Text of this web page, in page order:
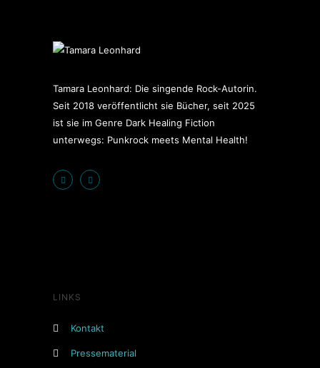
Tamara Leonhard: Die singende Rock-Autorin.
Seit 2018 veröffentlicht sie Bücher, seit 2025
ist sie im Genre Dark Healing Fiction
unterwegs: Punkrock meets Mental Health!
LINKS
Kontakt
Pressematerial